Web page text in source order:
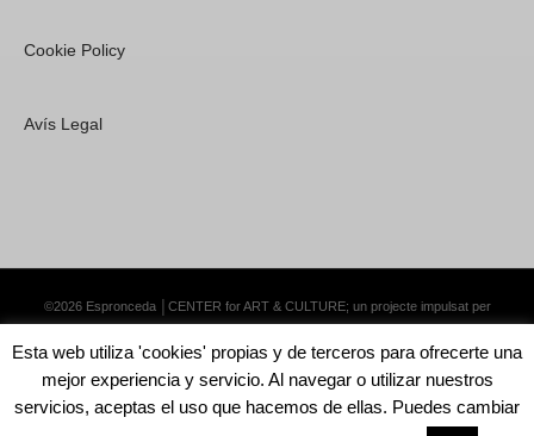
Cookie Policy
Avís Legal
©2026 Espronceda │CENTER for ART & CULTURE; un projecte impulsat per
Esta web utiliza 'cookies' propias y de terceros para ofrecerte una
mejor experiencia y servicio. Al navegar o utilizar nuestros
servicios, aceptas el uso que hacemos de ellas. Puedes cambiar